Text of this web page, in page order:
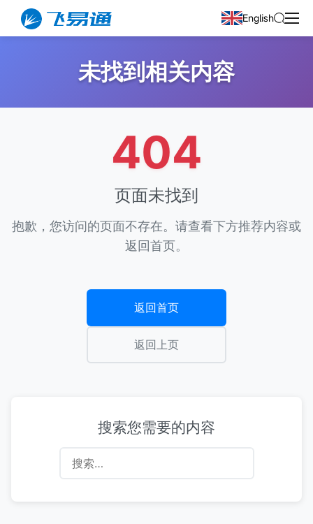
English
未找到相关内容
404
页面未找到
抱歉，您访问的页面不存在。请查看下方推荐内容或
返回首页。
返回首页
返回上页
搜索您需要的内容
索：